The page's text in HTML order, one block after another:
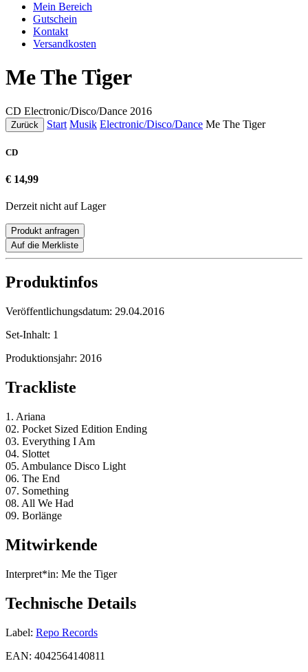
Mein Bereich
Gutschein
Kontakt
Versandkosten
Me The Tiger
CD Electronic/Disco/Dance 2016
Zurück Start Musik Electronic/Disco/Dance Me The Tiger
CD
€ 14,99
Derzeit nicht auf Lager
Produkt anfragen
Auf die Merkliste
Produktinfos
Veröffentlichungsdatum: 29.04.2016
Set-Inhalt: 1
Produktionsjahr: 2016
Trackliste
1. Ariana
02. Pocket Sized Edition Ending
03. Everything I Am
04. Slottet
05. Ambulance Disco Light
06. The End
07. Something
08. All We Had
09. Borlänge
Mitwirkende
Interpret*in: Me the Tiger
Technische Details
Label: Repo Records
EAN: 4042564140811